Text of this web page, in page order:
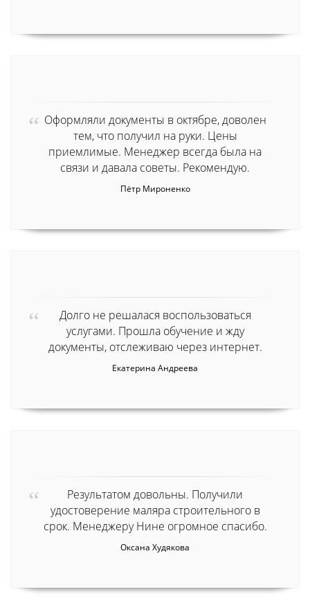
Оформляли документы в октябре, доволен
тем, что получил на руки. Цены
приемлимые. Менеджер всегда была на
связи и давала советы. Рекомендую.
Пётр Мироненко
Долго не решалася воспользоваться
услугами. Прошла обучение и жду
документы, отслеживаю через интернет.
Екатерина Андреева
Результатом довольны. Получили
удостоверение маляра строительного в
срок. Менеджеру Нине огромное спасибо.
Оксана Худякова